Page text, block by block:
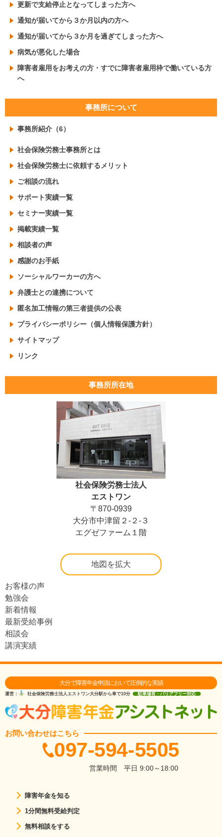
更新で支給停止となってしまった方へ
通知が届いてから３か月以内の方へ
通知が届いてから３か月を過ぎてしまった方へ
病気が悪化した場合
障害者雇用をお考えの方・すでに障害者雇用枠で働いている方
へ
事務所について
事務所紹介（6）
社会保険労務士事務所とは
社会保険労務士に依頼するメリット
ご相談の流れ
サポート実績一覧
セミナー実績一覧
掲載実績一覧
相談者の声
感謝のお手紙
ソーシャルワーカーの方へ
弁護士との連携について
匿名加工情報の第三者提供の公表
プライバシーポリシー（個人情報保護方針）
サイトマップ
リンク
事務所所在地
社会保険労務士法人
エストワン
〒870-0939
大分市中津留２-２-３
エグゼファーム１階
地図を拡大
お客様の声
勉強会
新着情報
最新受給事例
相談会
講演実績
大分で障害年金申請において圧倒的な実績
運営： 社会保険労務士法人エストワン大分駅から車で10分 駐車場有・バリアフリー対応
お問い合わせはこちら
097-594-5505
営業時間 平日 9:00～18:00
障害年金を知る
1分間無料受給判定
無料相談をする